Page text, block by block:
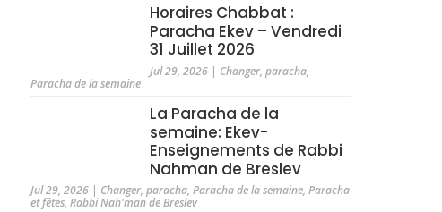
Horaires Chabbat :
Paracha Ekev – Vendredi
31 Juillet 2026
Jul 29, 2026| Changer, paracha,
Paracha de la semaine
La Paracha de la
semaine: Ekev-
Enseignements de Rabbi
Nahman de Breslev
Jul 29, 2026 | Changer,paracha,Paracha de la semaine,Paracha
et fêtes,Rabbi Nah'man de Breslev